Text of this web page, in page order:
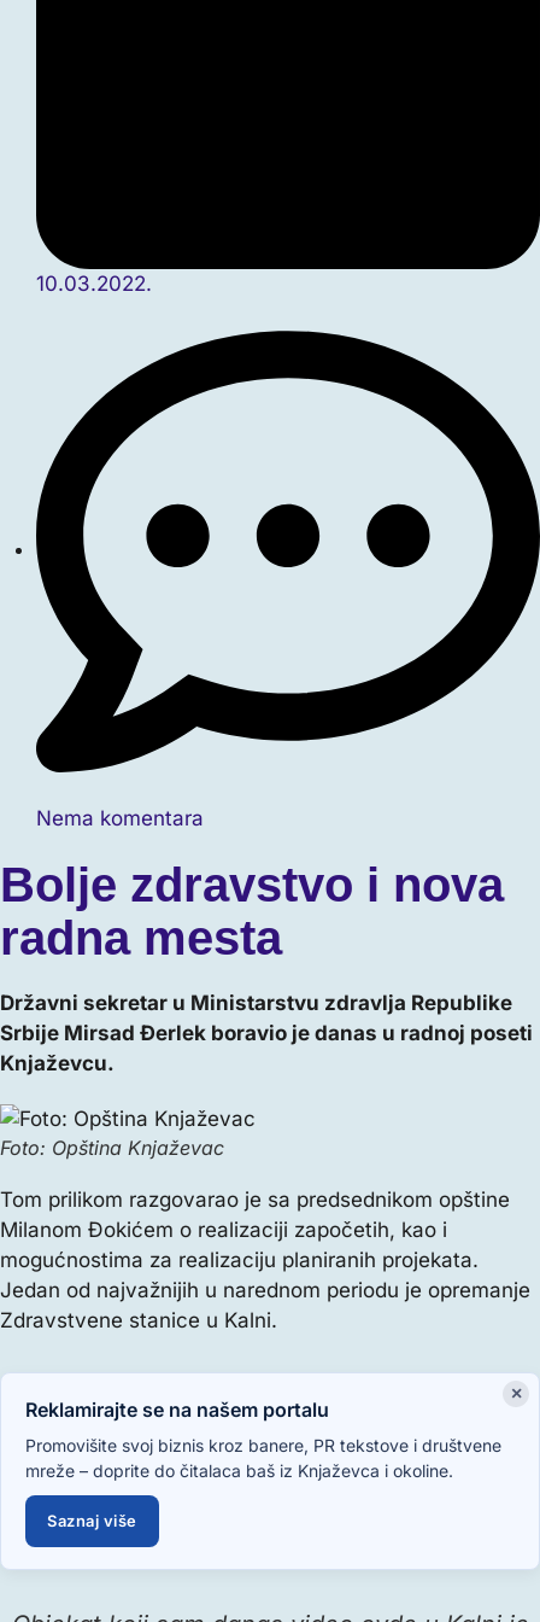
10.03.2022.
Nema komentara
Bolje zdravstvo i nova
radna mesta
Državni sekretar u Ministarstvu zdravlja Republike
Srbije Mirsad Đerlek boravio je danas u radnoj poseti
Knjaževcu.
Foto: Opština Knjaževac
Tom prilikom razgovarao je sa predsednikom opštine
Milanom Đokićem o realizaciji započetih, kao i
mogućnostima za realizaciju planiranih projekata.
Jedan od najvažnijih u narednom periodu je opremanje
Zdravstvene stanice u Kalni.
×
Reklamirajte se na našem portalu
Promovišite svoj biznis kroz banere, PR tekstove i društvene
mreže – doprite do čitalaca baš iz Knjaževca i okoline.
Saznaj više